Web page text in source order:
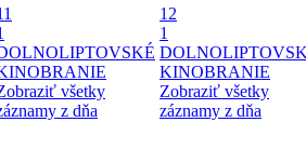
všetky
z dňa
12
1
KINOBRANIE
Zobraziť všetky
záznamy z dňa